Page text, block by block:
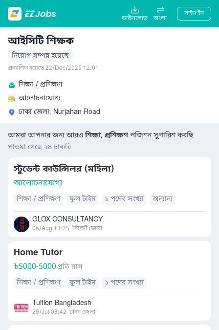
ডাউনলোড বাংলা
সাইন ইন
আইসিটি শিক্ষক
নিয়োগ সম্পন্ন হয়েছে
প্রকাশিত হয়েছে 22/Dec/2025 12:01
শিক্ষা / প্রশিক্ষণ
আলোচনাযোগ্য
ঢাকা জেলা, Nurjahan Road
আমরা আপনার জন্য আরওশিক্ষা, প্রশিক্ষণপজিশন সুপারিশ করছি
পাওয়া গেছে ২৪ চাকরি
স্টুডেন্ট কাউন্সিলর (মহিলা)
আলোচনাযোগ্য
শিক্ষা / প্রশিক্ষণ ফুল টাইম ১ পদের সংখ্যা অন্যান্য
GLOX CONSULTANCY
06/Aug 13:25 সিলেট জেলা
Home Tutor
৳5000-5000প্রতি মাস
শিক্ষা / প্রশিক্ষণ
ফুল টাইম ১ পদের সংখ্যা
Tuition Bangladesh
29/Jul 03:42 ঢাকা জেলা